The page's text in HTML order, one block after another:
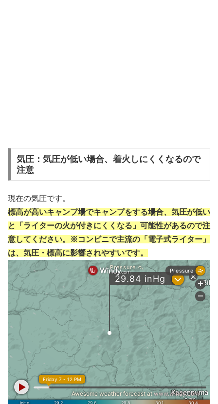
気圧：気圧が低い場合、着火しにくくなるので
注意
現在の気圧です。
標高が高いキャンプ場でキャンプをする場合、気圧が低い
と「ライターの火が付きにくくなる」可能性があるので注
意してください。※コンビニで主流の「電子式ライター」
は、気圧・標高に影響されやすいです。